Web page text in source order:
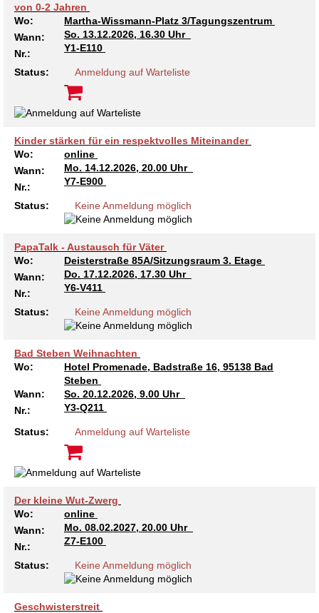
von 0-2 Jahren
Wo:
Martha-Wissmann-Platz 3/Tagungszentrum
Wann:
So. 13.12.2026, 16.30 Uhr
Nr.:
Y1-E110
Status: Anmeldung auf Warteliste
Kinder stärken für ein respektvolles Miteinander
Wo:
online
Wann:
Mo. 14.12.2026, 20.00 Uhr
Nr.:
Y7-E900
Status: Keine Anmeldung möglich
PapaTalk - Austausch für Väter
Wo:
Deisterstraße 85A/Sitzungsraum 3. Etage
Wann:
Do. 17.12.2026, 17.30 Uhr
Nr.:
Y6-V411
Status: Keine Anmeldung möglich
Bad Steben Weihnachten
Wo:
Hotel Promenade, Badstraße 16, 95138 Bad
Steben
Wann:
So. 20.12.2026, 9.00 Uhr
Nr.:
Y3-Q211
Status: Anmeldung auf Warteliste
Der kleine Wut-Zwerg
Wo:
online
Wann:
Mo. 08.02.2027, 20.00 Uhr
Nr.:
Z7-E100
Status: Keine Anmeldung möglich
Geschwisterstreit